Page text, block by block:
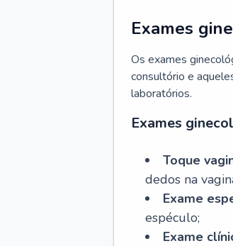
Exames
Os exames
consultório e
laboratórios.
Exames
Toque
dedos na
Exame
espéculo;
Exame